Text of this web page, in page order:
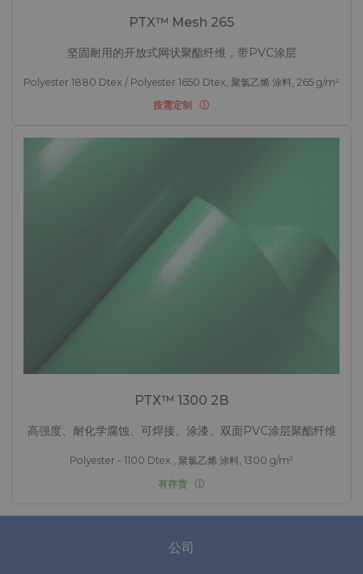
PTX™ Mesh 265
坚固耐用的开放式网状聚酯纤维，带PVC涂层
Polyester 1880 Dtex / Polyester 1650 Dtex, 聚氯乙烯 涂料, 265 g/m²
按需定制
PTX™ 1300 2B
高强度、耐化学腐蚀、可焊接、涂漆、双面PVC涂层聚酯纤维
Polyester - 1100 Dtex , 聚氯乙烯 涂料, 1300 g/m²
有存货
公司